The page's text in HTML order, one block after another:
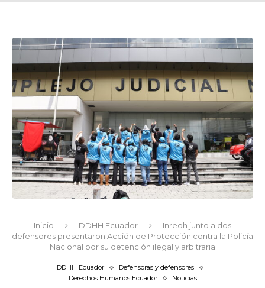
Inicio DDHH Ecuador
Inredh junto a dos
defensores presentaron Acción de Protección contra la Policía
Nacional por su detención ilegal y arbitraria
DDHH Ecuador
Defensoras y defensores
Derechos Humanos Ecuador
Noticias